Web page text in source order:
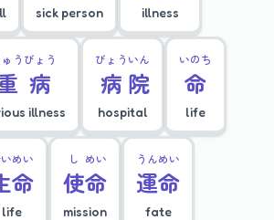
sick person illness
ゅう
病
びょう
illness
病
びょう
院
いん
hospital
命
いのち
life
命
めい
life
使
し
命
めい
mission
運
うん
命
めい
fate